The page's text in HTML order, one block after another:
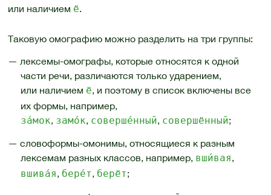
или наличием ё.
Таковую омографию можно разделить на три группы:
— лексемы-омографы, которые относятся к одной
части речи, различаются только ударением,
или наличием ё , и поэтому в список включены все
их формы, например,
за́мок замо́к соверше́нный совершённый;
— словоформы-омонимы, относящиеся к разным
лексемам разных классов, например, вши́вая,
вшива́я, бере́т, берёт;